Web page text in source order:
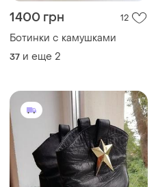
1400 грн 12
Ботинки с камушками
37 и еще 2